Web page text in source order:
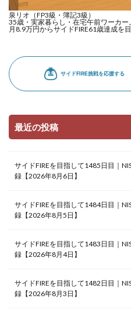
泉リオ（FP3級・簿記3級）
35歳・実家暮らし・在宅午前ワーカー。
月8.9万円からサイドFIRE61歳達成を
最近の投稿
サイドFIREを目指して1485日目｜
録【2026年8月6日】
サイドFIREを目指して1484日目｜
録【2026年8月5日】
サイドFIREを目指して1483日目｜
録【2026年8月4日】
サイドFIREを目指して1482日目｜
録【2026年8月3日】